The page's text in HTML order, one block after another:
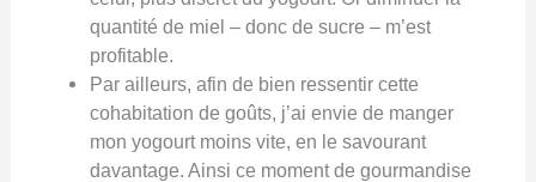
quantité de miel – donc de sucre – m’est
profitable.
Par ailleurs, afin de bien ressentir cette
cohabitation de goûts, j’ai envie de manger
mon yogourt moins vite, en le savourant
davantage. Ainsi ce moment de gourmandise